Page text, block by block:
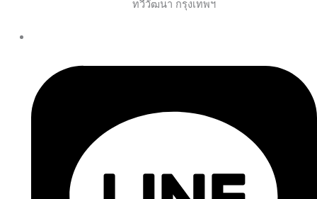
ทวีวัฒนา กรุงเทพฯ